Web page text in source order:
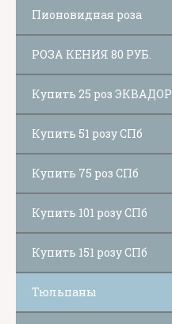
Пионовидная роза
РОЗА КЕНИЯ 80 РУБ.
Купить 25 роз ЭКВАДОР
Купить 51 розу СПб
Купить 75 роз СПб
Купить 101 розу СПб
Купить 151 розу СПб
Тюльпаны